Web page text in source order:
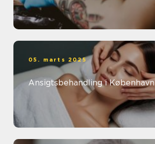
05. marts 2025
Ansigtsbehandling i København